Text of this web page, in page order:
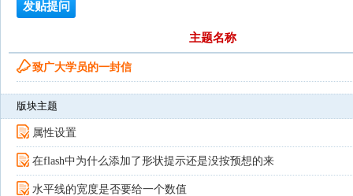
发贴提问
主题名称
致广大学员的一封信
版块主题
属性设置
在flash中为什么添加了形状提示还是没按预想的来
水平线的宽度是否要给一个数值